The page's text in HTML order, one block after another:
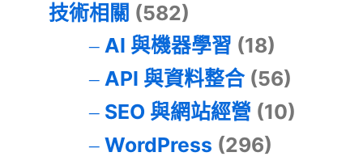
技術相關 (582)
AI 與機器學習 (18)
API 與資料整合(56)
SEO 與網站經營 (10)
WordPress (296)